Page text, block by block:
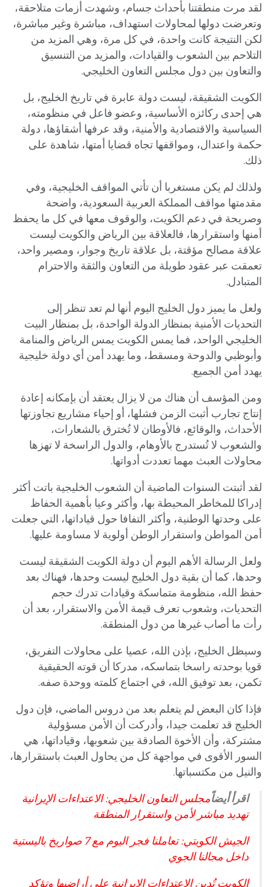
لقد مرت منطقتنا بأحداث جسام، وشهدت أزمات متلاحقة،
وتعرضت دولها لمحاولات استهداف، مباشرة وغير مباشرة،
لكن النتيجة كانت واحدة، في كل مرة، وهي المزيد من
التلاحم بين الشعوب والقيادات، والمزيد من التنسيق
والتعاون بين دول مجلس التعاون الخليجي.
الكويت الشقيقة، ليست دولة عابرة في تاريخ الخليج، بل
هي إحدى ركائزه الأساسية، وعضو فاعل في منظومته،
السياسية والاقتصادية والأمنية، وقد عرفها أشقاؤها، دولة
حكمة واعتدال، ومواقفها تجاه قضايا أمتها، شاهدة على
ذلك.
ولذلك لم يكن مستغربا أن تأتي المواقف الخليجية، وفي
مقدمتها مواقف المملكة العربية السعودية، واضحة
وصريحة في دعم الكويت، والوقوف معها في كل ما يحفظ
أمنها واستقرارها، فالعلاقة بين الرياض والكويت ليست
علاقة مصالح مؤقتة، بل علاقة تاريخ وجوار، ومصير واحد،
تعمقت عبر عقود طويلة من التعاون والثقة والاحترام
المتبادل.
ولعل ما يميز دول الخليج اليوم أنها لم تعد تنظر إلى
التحديات الأمنية بمنظار الدولة الواحدة، بل بمنظار البيت
الخليجي الواحد، فما يمس الكويت يمس الرياض والمنامة
وأبوظبي والدوحة ومسقط، وما يهدد أمن أي دولة خليجية
يهدد أمن الجميع.
ومن المؤسف أن هناك من لا يزال يعتقد أن بإمكانه إعادة
إنتاج تجارب أثبت الزمن فشلها، أو إحياء مشاريع تجاوزتها
الأحداث، والوقائع، فالأوطان لا تُخترق بالشعارات،
والشعوب لا تُستدرج بالأوهام، والدول الراسخة لا تهزها
محاولات العبث مهما تعددت أدواتها.
لقد أثبتت السنوات الماضية أن الشعوب الخليجية باتت أكثر
إدراكا للمخاطر المحيطة بها، وأكثر وعيا بأهمية الحفاظ
على وحدتها الوطنية، وأكثر التفافا حول قياداتها، التي جعلت
أمن المواطن واستقرار الوطن أولوية لا مساومة عليها.
ولعل الرسالة الأهم اليوم أن دولة الكويت الشقيقة ليست
وحدها، كما أن بقية دول الخليج ليست وحدها، فهناك بعد
حفظ الله، منظومة متماسكة وقيادات تدرك حجم
التحديات، وشعوب تعرف قيمة الأمن والاستقرار، بعد أن
رأت ما أصاب غيرها من دول المنطقة.
وسيظل الخليج، بإذن الله، عصيا على محاولات التفريق،
قويا بوحدته راسخا بتماسكه، مدركا أن قوته الحقيقية
تكمن، بعد توفيق الله، في اجتماع كلمته ووحدة صفه.
فإذا كان البعض لم يتعلم بعد من دروس الماضي، فإن دول
الخليج قد تعلمت جيدا، وأدركت أن الأمن مسؤولية
مشتركة، وأن الأخوة الصادقة بين شعوبها، وقياداتها، هي
السور الأقوى في مواجهة كل من يحاول العبث باستقرارها،
والنيل من مكتسباتها.
اقرأ أيضاًمجلس التعاون الخليجي: الاعتداءات الإيرانية
تهديد مباشر لأمن واستقرار المنطقة
الجيش الكويتي: تعاملنا فجر اليوم مع 7 صواريخ باليستية
داخل مجالنا الجوي
الكويت تُدين الاعتداءات الإيرانية على أراضيها وتؤكد